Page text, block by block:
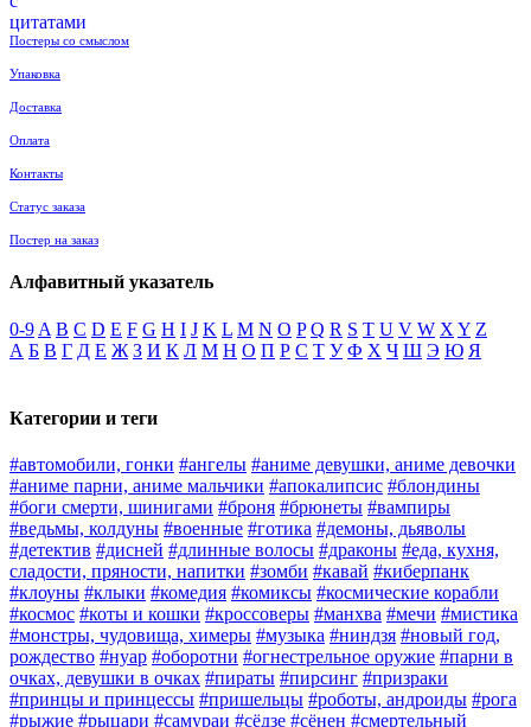
Постеры со смыслом
Упаковка
Доставка
Оплата
Контакты
Статус заказа
Постер на заказ
Алфавитный указатель
0-9 A B C D E F G H I J K L M N O P Q R S T U V W X Y Z
А Б В Г Д Е Ж З И К Л М Н О П Р С Т У Ф Х Ч Ш Э Ю Я
Категории и теги
#автомобили, гонки #ангелы #аниме девушки, аниме девочки
#аниме парни, аниме мальчики #апокалипсис #блондины
#боги смерти, шинигами #броня #брюнеты #вампиры
#ведьмы, колдуны #военные #готика #демоны, дьяволы
#детектив #дисней #длинные волосы #драконы #еда, кухня,
сладости, пряности, напитки #зомби #кавай #киберпанк
#клоуны #клыки #комедия #комиксы #космические корабли
#космос #коты и кошки #кроссоверы #манхва #мечи #мистика
#монстры, чудовища, химеры #музыка #ниндзя #новый год,
рождество #нуар #оборотни #огнестрельное оружие #парни в
очках, девушки в очках #пираты #пирсинг #призраки
#принцы и принцессы #пришельцы #роботы, андроиды #рога
#рыжие #рыцари #самураи #сёдзе #сёнен #смертельный